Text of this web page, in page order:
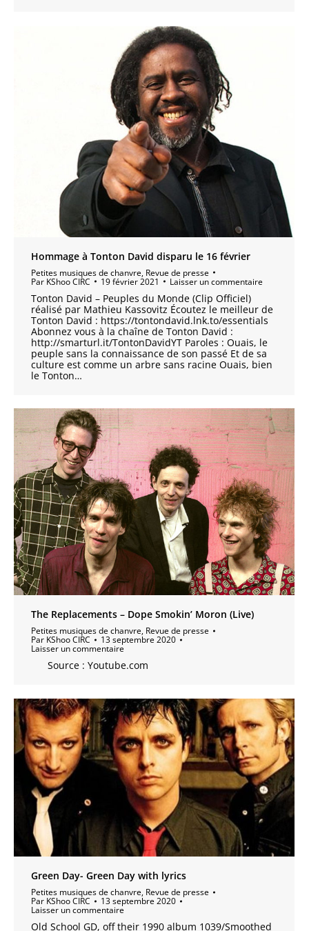
Hommage à Tonton David disparu le 16 février
Petites musiques de chanvre, Revue de presse
Par KShoo CIRC 19 février 2021 Laisser un commentaire
Tonton David – Peuples du Monde (Clip Officiel)
réalisé par Mathieu Kassovitz Écoutez le meilleur de
Tonton David : https://tontondavid.lnk.to/essentials​
Abonnez vous à la chaîne de Tonton David :
http://smarturl.it/TontonDavidYT​ Paroles : Ouais, le
peuple sans la connaissance de son passé Et de sa
culture est comme un arbre sans racine Ouais, bien
le Tonton…
The Replacements – Dope Smokin’ Moron (Live)
Petites musiques de chanvre, Revue de presse
Par KShoo CIRC 13 septembre 2020
Laisser un commentaire
Source : Youtube.com
Green Day- Green Day with lyrics
Petites musiques de chanvre, Revue de presse
Par KShoo CIRC 13 septembre 2020
Laisser un commentaire
Old School GD, off their 1990 album 1039/Smoothed